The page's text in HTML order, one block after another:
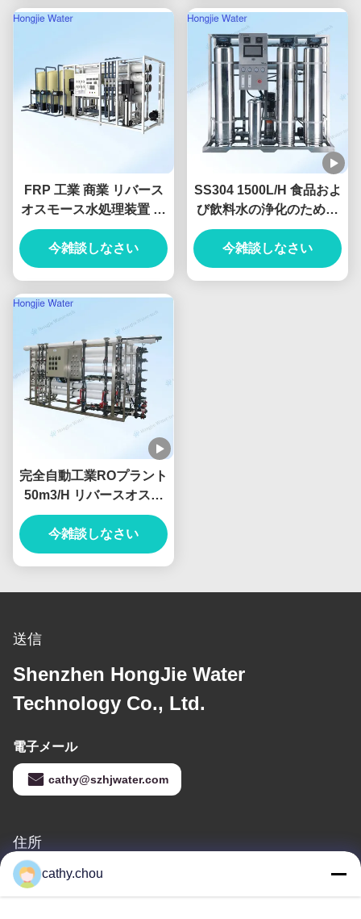
FRP 工業 商業 リバース
オスモース水処理装置 調
整可能
今雑談しなさい
SS304 1500L/H 食品およ
び飲料水の浄化のための
ステンレス鋼逆オスモス
システム
今雑談しなさい
完全自動工業ROプラント
50m3/H リバースオスモ
ース水濾過システム
今雑談しなさい
送信
Shenzhen HongJie Water
Technology Co., Ltd.
電子メール
cathy@szhjwater.com
住所
住所
深セン市龍崗区龍崗街道新生社区新生翠谷工业园3栋1105号
cathy.chou